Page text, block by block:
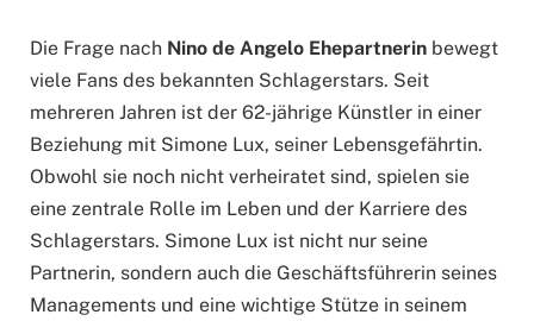
Die Frage nach Nino de Angelo Ehepartnerin bewegt
viele Fans des bekannten Schlagerstars. Seit
mehreren Jahren ist der 62-jährige Künstler in einer
Beziehung mit Simone Lux, seiner Lebensgefährtin.
Obwohl sie noch nicht verheiratet sind, spielen sie
eine zentrale Rolle im Leben und der Karriere des
Schlagerstars. Simone Lux ist nicht nur seine
Partnerin, sondern auch die Geschäftsführerin seines
Managements und eine wichtige Stütze in seinem